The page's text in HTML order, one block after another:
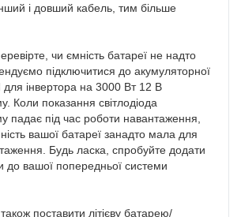
і довший кабель, тим більше
чи ємність батареї не надто
підключитися до акумуляторної
інвертора на 3000 Вт 12 В
Коли показання світлодіода
падає під час роботи навантаження,
вашої батареї занадто мала для
Будь ласка, спробуйте додати
до вашої попередньої системи
поставити літієву батарею/